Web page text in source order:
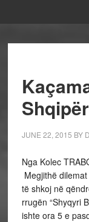
JUNE 22, 2015 BY
Nga Kolec
Megjithë
të shkoj në
rrugën “Shyqyri
ishte ora 5 e